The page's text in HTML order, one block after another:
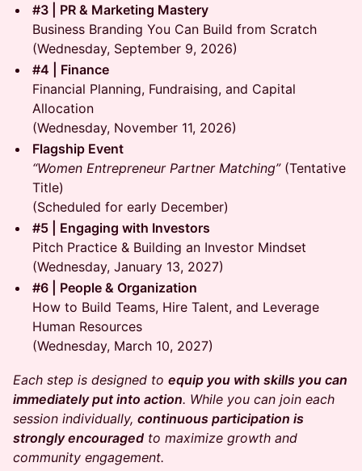
#3 | PR & Marketing Mastery
Business Branding You Can Build from Scratch
(Wednesday, September 9, 2026)
#4 | Finance
Financial Planning, Fundraising, and Capital
Allocation
(Wednesday, November 11, 2026)
Flagship Event
“Women Entrepreneur Partner Matching”(Tentative
Title)
(Scheduled for early December)
#5 | Engaging with Investors
Pitch Practice & Building an Investor Mindset
(Wednesday, January 13, 2027)
#6 | People & Organization
How to Build Teams, Hire Talent, and Leverage
Human Resources
(Wednesday, March 10, 2027)
Each step is designed to equip you with skills you can
immediately put into action. While you can join each
session individually, continuous participation is
strongly encouraged to maximize growth and
community engagement.